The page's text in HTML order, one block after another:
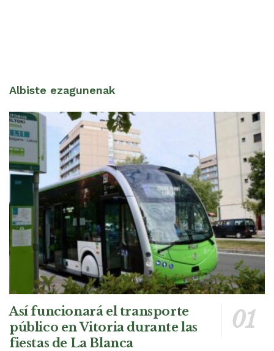
Albiste ezagunenak
Así funcionará el transporte
público en Vitoria durante las
fiestas de La Blanca